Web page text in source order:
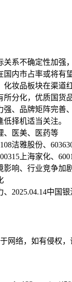
系不确定性加强
国内市占率或将有
化妆品板块在渠道
分化，优质国货
强、品牌矩阵完善
择机适当关注。‌
、医美、医药等
洁雅股份、
上海家化、
影响、行业竞争加
2025.04.14中国
网络，如有侵权